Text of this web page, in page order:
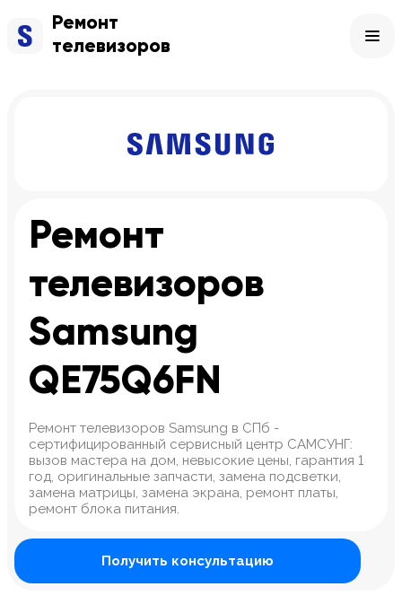
Ремонт
телевизоров
Ремонт
телевизоров
Samsung
QE75Q6FN
Ремонт телевизоров Samsung в СПб -
сертифицированный сервисный центр САМСУНГ:
вызов мастера на дом, невысокие цены, гарантия 1
год, оригинальные запчасти, замена подсветки,
замена матрицы, замена экрана, ремонт платы,
ремонт блока питания.
Получить консультацию